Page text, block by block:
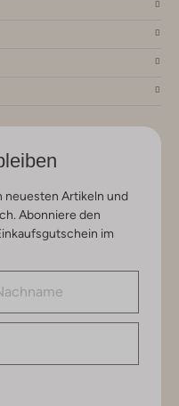
neuesten Artikeln und
Abonniere den
im